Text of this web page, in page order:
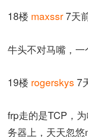
18楼 maxssr 7天
牛头不对马嘴，一
19楼 rogerskys 7
frp走的是TCP，
务器上，天天忽悠